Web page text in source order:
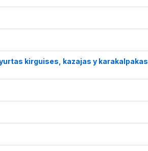
kirguises, kazajas y karakalpakas